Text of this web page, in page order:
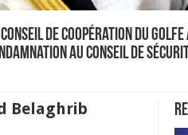
de coopération du
au Conseil de
Belaghrib